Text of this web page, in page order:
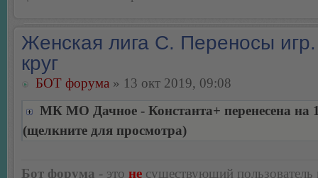
Женская лига С. Переносы
круг
БОТ форума » 13 окт 2019, 09:08
МК МО Дачное - Константа+ перенесена на
(щелкните для просмотра)
Бот форума - это не существующий пользователь